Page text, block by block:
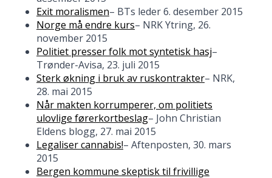
Exit moralismen– BTs leder 6. desember 2015
Norge må endre kurs– NRK Ytring, 26.
november 2015
Politiet presser folk mot syntetisk hasj–
Trønder-Avisa, 23. juli 2015
Sterk økning i bruk av ruskontrakter– NRK,
28. mai 2015
Når makten korrumperer, om politiets
ulovlige førerkortbeslag– John Christian
Eldens blogg, 27. mai 2015
Legaliser cannabis!– Aftenposten, 30. mars
2015
Bergen kommune skeptisk til frivillige